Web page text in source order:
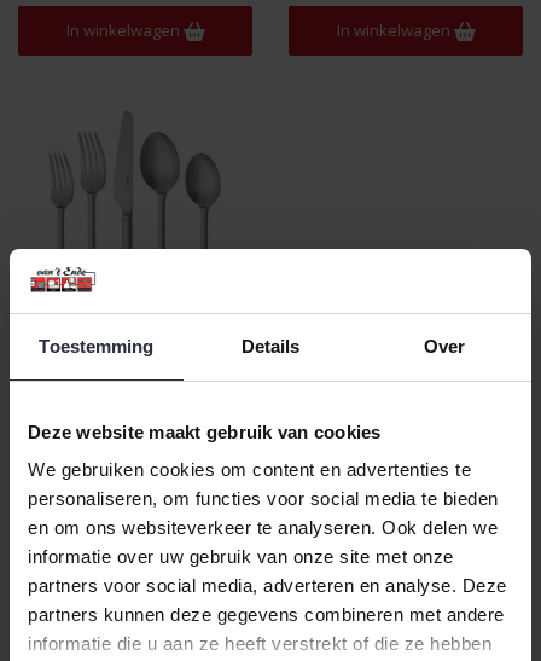
Toestemming Details Over
Deze website maakt gebruik van cookies
We gebruiken cookies om content en advertenties te
personaliseren, om functies voor social media te bieden
en om ons websiteverkeer te analyseren. Ook delen we
informatie over uw gebruik van onze site met onze
partners voor social media, adverteren en analyse. Deze
partners kunnen deze gegevens combineren met andere
informatie die u aan ze heeft verstrekt of die ze hebben
In winkelwagen In winkelwagen
Cassette 8 persoons 70
delig New Dutch mat
€498,00 Incl. btw
In winkelwagen
Veilig achteraf betalen, tot 14 dagen na aankoop